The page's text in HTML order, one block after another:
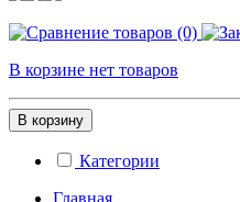
В корзине нет товаров
В корзину
Категории
Главная